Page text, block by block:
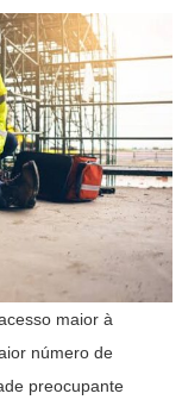
maior à
número de
preocupante